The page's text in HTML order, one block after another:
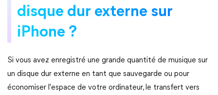
disque dur externe sur
iPhone ?
Si vous avez enregistré une grande quantité de musique sur
un disque dur externe en tant que sauvegarde ou pour
économiser l'espace de votre ordinateur, le transfert vers